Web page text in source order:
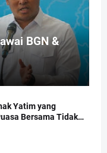
BGN &
Yatim yang
Bersama Tidak
dan Infaq